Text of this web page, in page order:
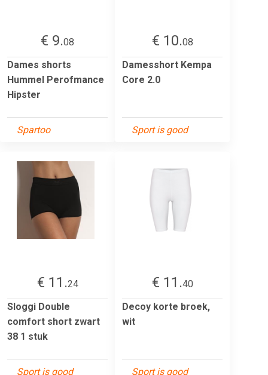
€ 9.08
Dames shorts
Hummel Perofmance
Hipster
Spartoo
€ 10.08
Damesshort Kempa
Core 2.0
Sport is good
€ 11.24
Sloggi Double
comfort short zwart
38 1 stuk
Sport is good
€ 11.40
Decoy korte broek,
wit
Sport is good